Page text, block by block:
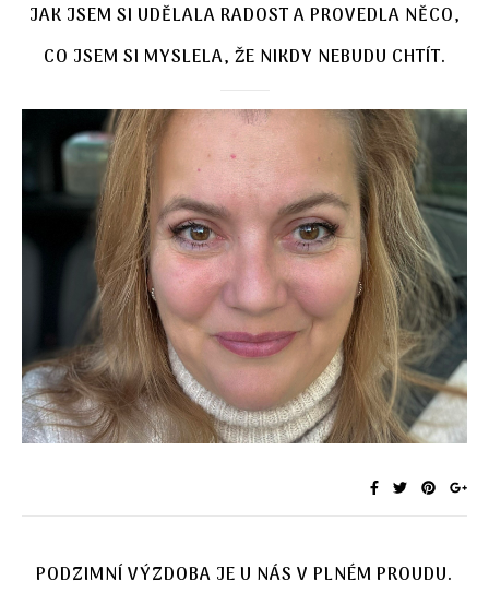
JAK JSEM SI UDĚLALA RADOST A PROVEDLA NĚCO,
CO JSEM SI MYSLELA, ŽE NIKDY NEBUDU CHTÍT.
PODZIMNÍ VÝZDOBA JE U NÁS V PLNÉM PROUDU.